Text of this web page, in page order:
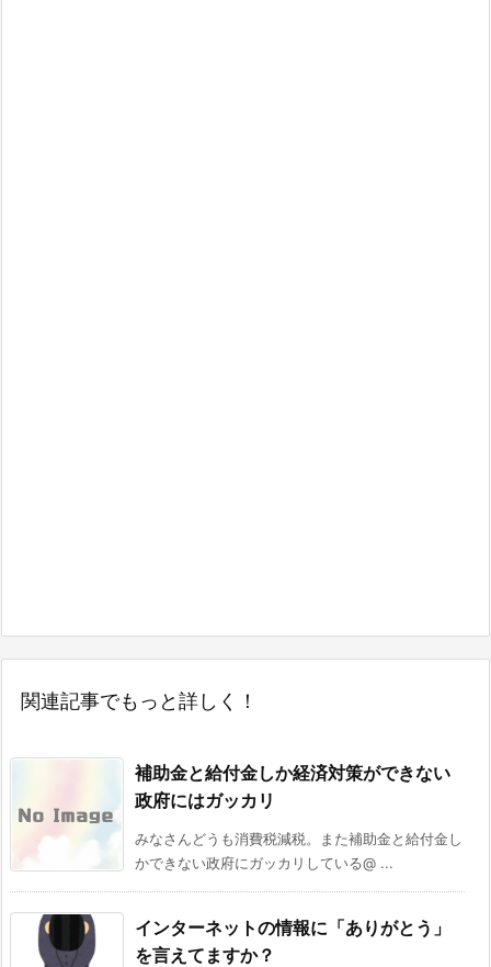
関連記事でもっと詳しく！
補助金と給付金しか経済対策ができない
政府にはガッカリ
みなさんどうも消費税減税。また補助金と給付金し
かできない政府にガッカリしている@ ...
インターネットの情報に「ありがとう」
を言えてますか？